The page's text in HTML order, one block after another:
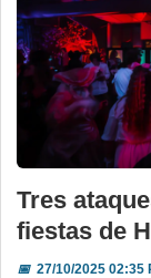
Tres
fiestas de
📅27/10/2025 02:35